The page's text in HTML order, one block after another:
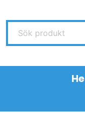
Sök produkt